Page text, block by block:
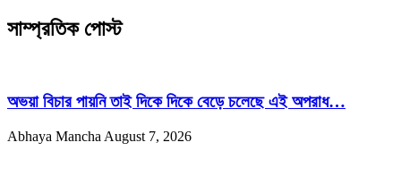
সাম্প্রতিক পোস্ট
অভয়া বিচার পায়নি তাই দিকে দিকে বেড়ে চলেছে এই অপরাধ…
Abhaya Mancha August 7, 2026